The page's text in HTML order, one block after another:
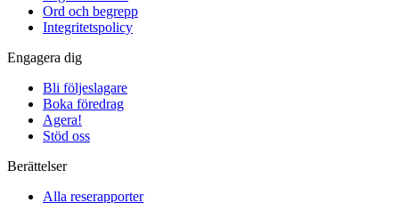
Ord och begrepp
Integritetspolicy
Engagera dig
Bli följeslagare
Boka föredrag
Agera!
Stöd oss
Berättelser
Alla reserapporter